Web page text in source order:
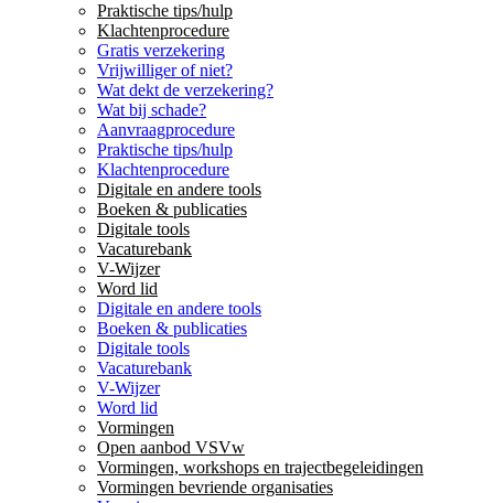
Praktische tips/hulp
Klachtenprocedure
Gratis verzekering
Vrijwilliger of niet?
Wat dekt de verzekering?
Wat bij schade?
Aanvraagprocedure
Praktische tips/hulp
Klachtenprocedure
Digitale en andere tools
Boeken & publicaties
Digitale tools
Vacaturebank
V-Wijzer
Word lid
Digitale en andere tools
Boeken & publicaties
Digitale tools
Vacaturebank
V-Wijzer
Word lid
Vormingen
Open aanbod VSVw
Vormingen, workshops en trajectbegeleidingen
Vormingen bevriende organisaties